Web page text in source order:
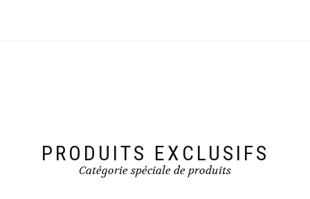
PRODUITS EXCLUSIFS
Catégorie spéciale de produits